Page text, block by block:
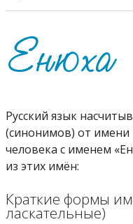
Русский язык
(синонимов) от имени
человека с именем
из этих имён:
Краткие формы
ласкательные)